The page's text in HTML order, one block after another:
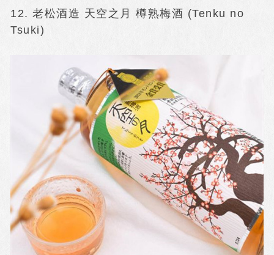
12. 老松酒造 天空之月 樽熟梅酒 (Tenku no
Tsuki)